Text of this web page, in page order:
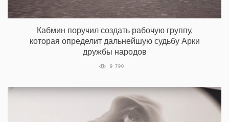
Кабмин поручил создать рабочую группу,
которая определит дальнейшую судьбу Арки
дружбы народов
9 790